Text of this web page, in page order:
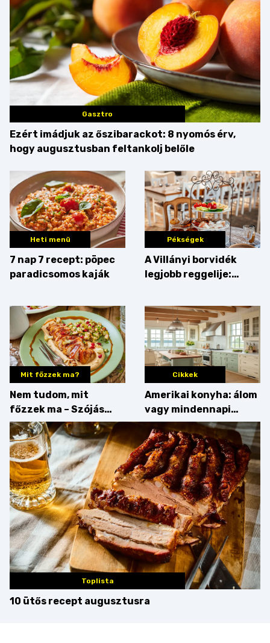
Gasztro
Ezért imádjuk az őszibarackot: 8 nyomós érv,
hogy augusztusban feltankolj belőle
Heti menü
7 nap 7 recept: pöpec
paradicsomos kaják
Pékségek
A Villányi borvidék
legjobb reggelije:
gourmet pékáruk
Palkonyán
Mit főzzek ma?
Nem tudom, mit
főzzek ma – Szójás
sztori
Cikkek
Amerikai konyha: álom
vagy mindennapi
bosszúság? Mutatjuk
az érveket
Toplista
10 ütős recept augusztusra